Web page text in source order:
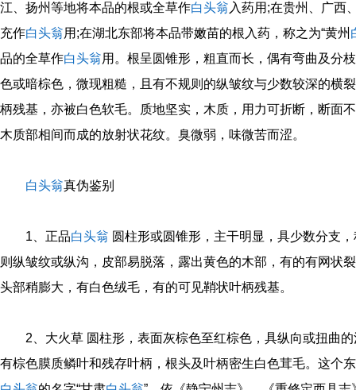
江、扬州等地将本品的根或全草作白头翁 入药用;在贵州、广西
充作白头翁用;在湖北东部将本品带嫩苗的根入药，称之为“黄州
品的全草作白头翁用。根呈圆锥形，粗直而长，偶有弯曲及分
色或暗棕色，微现粗糙，且有不规则的纵皱纹与少数较深的横
柄残基，亦被白色软毛。质地坚实，木质，用力可折断，断面
木质部相间而成的放射状花纹。臭微弱，味微苦而涩。
白头翁真伪鉴别
1、正品白头翁 圆柱形或圆锥形，主干明显，具少数分支
则纵皱纹或纵沟，皮部易脱落，露出黄色的木部，有的有网状
头部稍膨大，有白色绒毛，有的可见鞘状叶柄残基。
2、大火草 圆柱形，表面灰棕色至红棕色，具纵向或扭曲
有棕色膜质鳞叶和残存叶柄，根头及叶柄密生白色茸毛。这个